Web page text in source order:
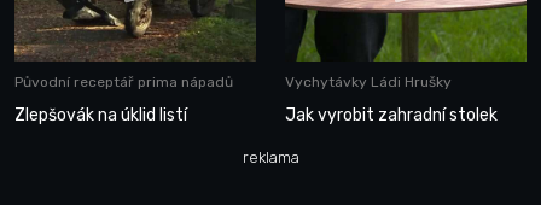
Původní receptář prima nápadů
Zlepšovák na úklid listí
Vychytávky Ládi Hrušky
Jak vyrobit zahradní stolek
reklama